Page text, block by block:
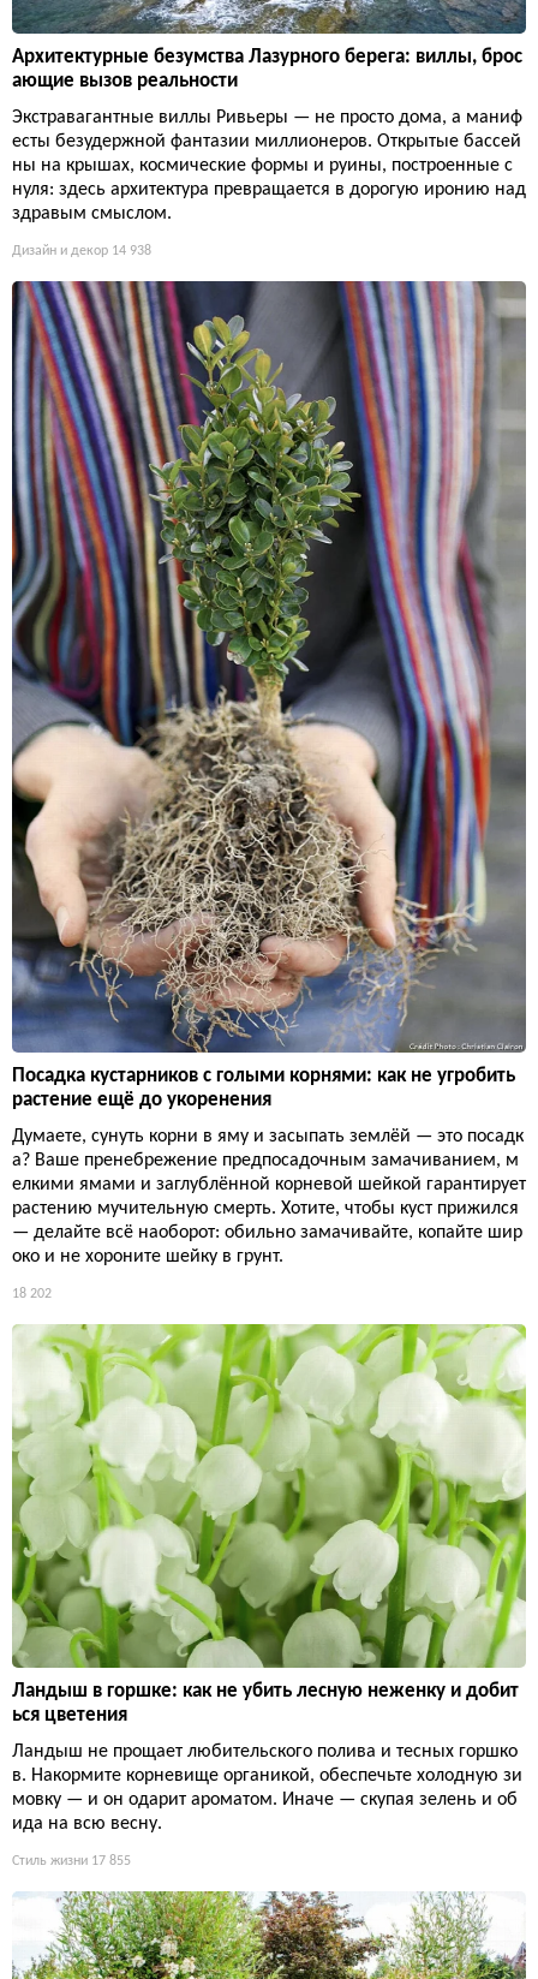
Архитектурные безумства Лазурного берега: виллы, брос
ающие вызов реальности
Экстравагантные виллы Ривьеры — не просто дома, а маниф
есты безудержной фантазии миллионеров. Открытые бассей
ны на крышах, космические формы и руины, построенные с
нуля: здесь архитектура превращается в дорогую иронию над
здравым смыслом.
Дизайн и декор 14 938
Посадка кустарников с голыми корнями: как не угробить
растение ещё до укоренения
Думаете, сунуть корни в яму и засыпать землёй — это посадк
а? Ваше пренебрежение предпосадочным замачиванием, м
елкими ямами и заглублённой корневой шейкой гарантирует
растению мучительную смерть. Хотите, чтобы куст прижился
— делайте всё наоборот: обильно замачивайте, копайте шир
око и не хороните шейку в грунт.
18 202
Ландыш в горшке: как не убить лесную неженку и добит
ься цветения
Ландыш не прощает любительского полива и тесных горшко
в. Накормите корневище органикой, обеспечьте холодную зи
мовку — и он одарит ароматом. Иначе — скупая зелень и об
ида на всю весну.
Стиль жизни 17 855